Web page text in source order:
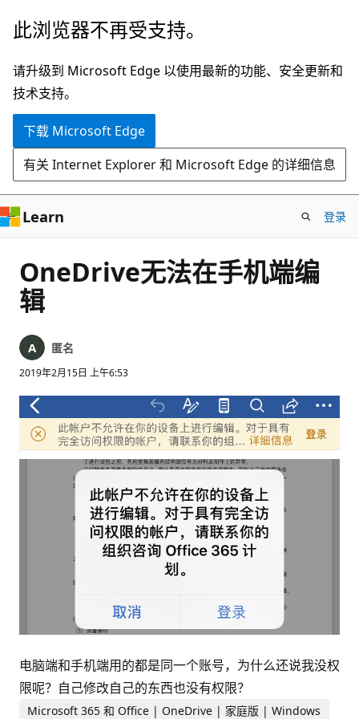
跳
主
要
内
此浏览器不再受支持。
请升级到 Microsoft Edge 以使用最新的功能、安全更新和
技术支持。
下载 Microsoft Edge
有关 Internet Explorer 和 Microsoft Edge 的详细信息
Learn 登录
OneDrive无法在手机端编
辑
匿名
2019年2月15日 上午6:53
电脑端和手机端用的都是同一个账号，为什么还说我没权
限呢？自己修改自己的东西也没有权限？
Microsoft 365 和 Office | OneDrive | 家庭版 | Windows